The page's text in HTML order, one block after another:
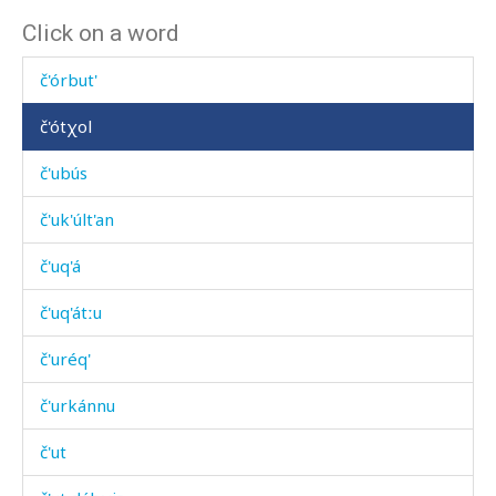
Click on a word
č'ot'óq'
č'órbut'
č'ótχol
č'ubús
č'uk'últ'an
č'uq'á
č'uq'átːu
č'uréq'
č'urkánnu
č'ut